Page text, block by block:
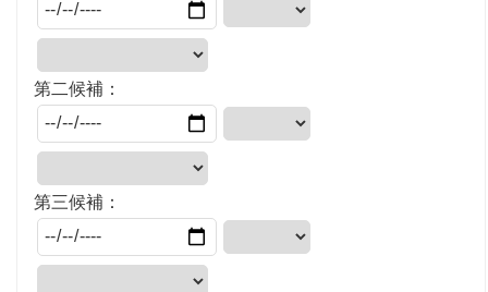
第二候補：
第三候補：